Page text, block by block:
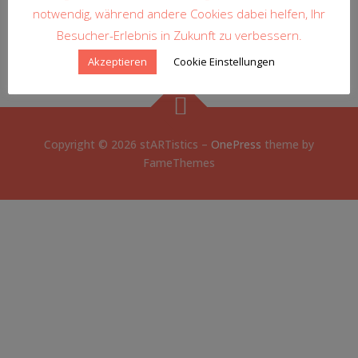
POSTED INPRESS ARTICLES
Copyright © 2026 stARTistics – OnePress theme by
FameThemes
notwendig, während andere Cookies dabei helfen, Ihr
Besucher-Erlebnis in Zukunft zu verbessern.
Akzeptieren Cookie Einstellungen